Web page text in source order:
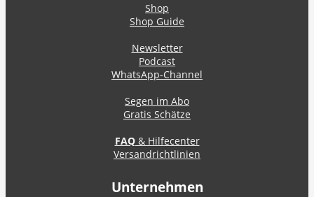
Shop
Shop Guide
Newsletter
Podcast
WhatsApp-Channel
Segen im Abo
Gratis Schätze
FAQ& Hilfecenter
Versandrichtlinien
Unternehmen